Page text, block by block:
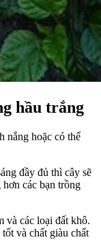
hầu trắng
nắng hoặc có thể
đầy đủ thì cây sẽ
các bạn trồng
và các loại đất khô.
và chất giàu chất